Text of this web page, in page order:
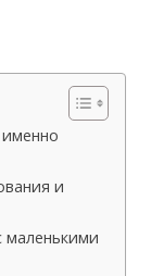
и
маленькими